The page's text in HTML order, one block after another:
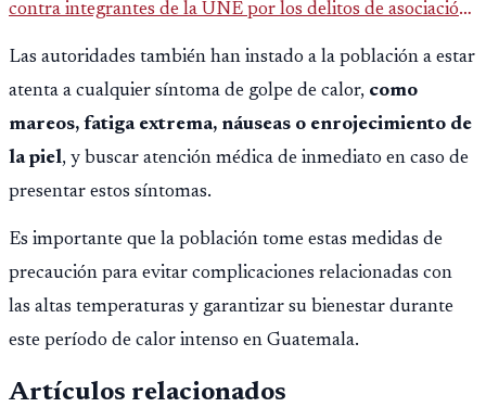
contra integrantes de la UNE por los delitos de asociación
ilícita, terrorismo y sedición.
Las autoridades también han instado a la población a estar
atenta a cualquier síntoma de golpe de calor, como
mareos, fatiga extrema, náuseas o enrojecimiento de
la piel, y buscar atención médica de inmediato en caso de
presentar estos síntomas.
Es importante que la población tome estas medidas de
precaución para evitar complicaciones relacionadas con
las altas temperaturas y garantizar su bienestar durante
este período de calor intenso en Guatemala.
Artículos relacionados